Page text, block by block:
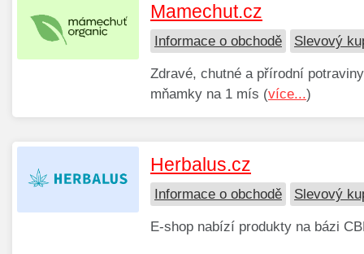
Mamechut.cz
Informace o obchodě Slevový
Zdravé, chutné a přírodní
mňamky na 1 mís (více...)
Herbalus.cz
Informace o obchodě Slevový
E-shop nabízí produkty na bázi